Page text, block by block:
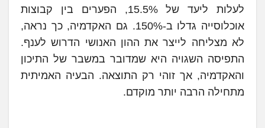
לעלות ליעד של 15.5%, הפערים בין קבוצות
אוכלוסייה גדלו ב-150%. גם האקדמיה, כך נראה,
לא מצליחה לייצר את ההון האנושי הדרוש לענף.
התפיסה השגויה היא שמדובר במשבר של התיכון
והאקדמיה, אך זוהי רק התוצאה. הבעיה האמיתית
מתחילה הרבה יותר מוקדם.